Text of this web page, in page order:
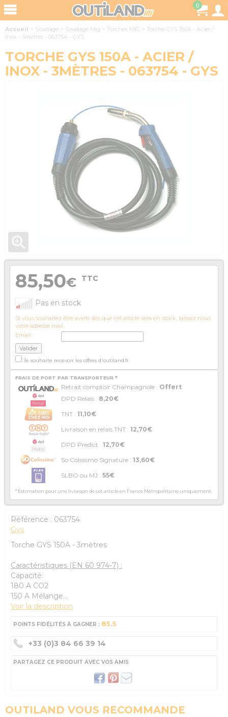
0
Accueil > Soudage > Soudage Mig > Torches MIG > Torche GYS 150A - Acier /
Inox - 3mètres - 063754 - GYS
TORCHE GYS 150A - ACIER /
INOX - 3MÈTRES - 063754 - GYS
85,50€ TTC
Pas en stock
Si vous souhaitez être averti dès que cet article sera en stock, laissez nous
votre adresse mail.
Email :
Je souhaite recevoir les offres d'outiland.fr
FRAIS DE PORT PAR TRANSPORTEUR *
Retrait comptoir Champagnole : Offert
DPD Relais : 8,20€
TNT : 11,10€
Livraison en relais TNT : 12,70€
DPD Predict : 12,70€
So Colissimo Signature : 13,60€
SLBO ou MJ : 55€
* Estimation pour une livraison de cet article en France Métropolitaine uniquement.
Référence : 063754
Gys
Torche GYS 150A - 3mètres
Caractéristiques (EN 60 974-7) :
Capacité:
180 A CO2
150 A Mélange...
Voir la description
POINTS FIDÉLITÉS À GAGNER : 85.5
+33 (0)3 84 66 39 14
PARTAGEZ CE PRODUIT AVEC VOS AMIS
OUTILAND VOUS RECOMMANDE